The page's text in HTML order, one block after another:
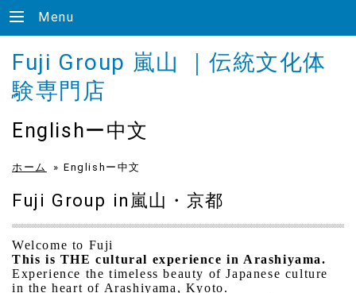
Menu
Fuji Group 嵐山 ｜伝統文化体
験専門店
Englishー中文
ホーム » Englishー中文
Fuji Group in嵐山・京都
Welcome to Fuji
This is THE cultural experience in Arashiyama.
Experience the timeless beauty of Japanese culture
in the heart of Arashiyama, Kyoto.